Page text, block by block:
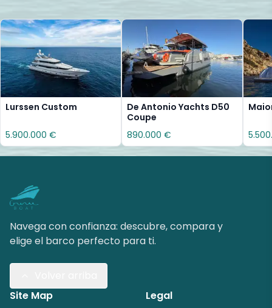
Lurssen Custom
5.900.000 €
De Antonio Yachts D50
Coupe
890.000 €
Navega con confianza: descubre, compara y
elige el barco perfecto para ti.
Site Map
Legal